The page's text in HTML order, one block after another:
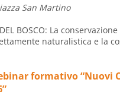
San Martino
DEL BOSCO: La
naturalistica e la
formativo “Nuovi